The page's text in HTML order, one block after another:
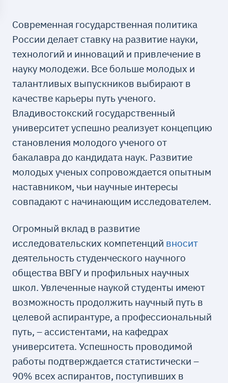
Современная государственная политика
России делает ставку на развитие науки,
технологий и инноваций и привлечение в
науку молодежи. Все больше молодых и
талантливых выпускников выбирают в
качестве карьеры путь ученого.
Владивостокский государственный
университет успешно реализует концепцию
становления молодого ученого от
бакалавра до кандидата наук. Развитие
молодых ученых сопровождается опытным
наставником, чьи научные интересы
совпадают с начинающим исследователем.
Огромный вклад в развитие
исследовательских компетенций вносит
деятельность студенческого научного
общества ВВГУ и профильных научных
школ. Увлеченные наукой студенты имеют
возможность продолжить научный путь в
целевой аспирантуре, а профессиональный
путь, – ассистентами, на кафедрах
университета. Успешность проводимой
работы подтверждается статистически –
90% всех аспирантов, поступивших в